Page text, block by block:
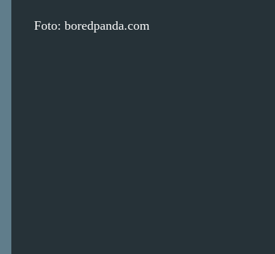
Foto: boredpanda.com